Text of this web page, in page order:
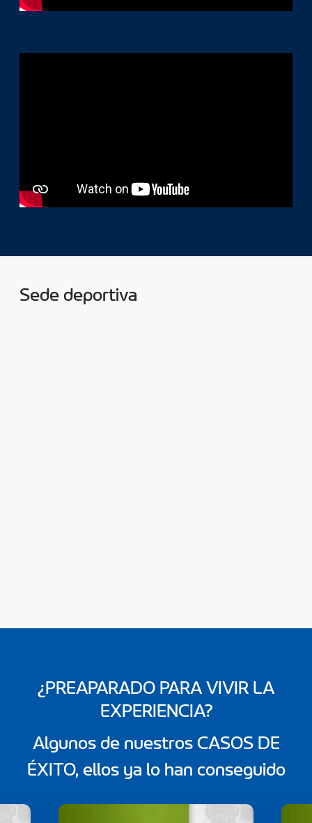
Sede deportiva
¿PREAPARADO PARA VIVIR LA
EXPERIENCIA?
Algunos de nuestros CASOS DE
ÉXITO, ellos ya lo han conseguido